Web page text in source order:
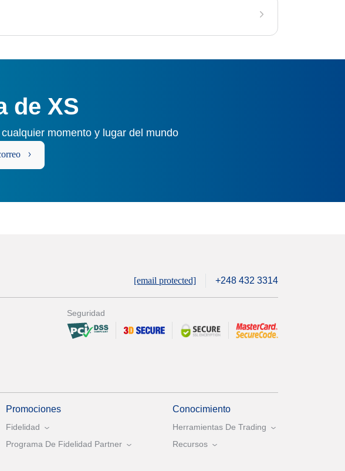
de XS
momento y lugar del mundo
[email protected] +248 432 3314
Seguridad
Promociones
Fidelidad
Programa De Fidelidad Partner
Conocimiento
Herramientas De Trading
Recursos